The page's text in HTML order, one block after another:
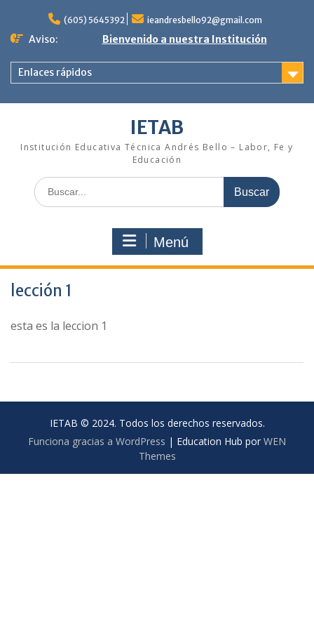
contenido
(605) 5645392 ieandresbello92@gmail.com
Aviso: Bienvenido a nuestra Institución
Enlaces rápidos
IETAB
Institución Educativa Técnica Andrés Bello – Labor, Fe y
Educación
Buscar:
Menú
lección 1
esta es la leccion 1
IETAB © 2024. Todos los derechos reservados.
Funciona gracias a WordPress | Education Hub por WEN
Themes